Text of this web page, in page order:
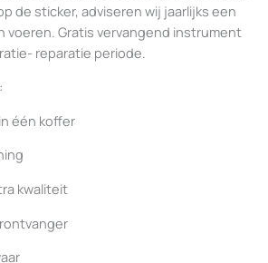
de sticker, adviseren wij jaarlijks een
voeren. Gratis vervangend instrument
reparatie periode.
één koffer
kwaliteit